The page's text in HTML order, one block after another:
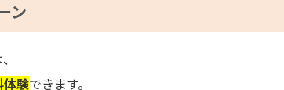
ン
体験できます。